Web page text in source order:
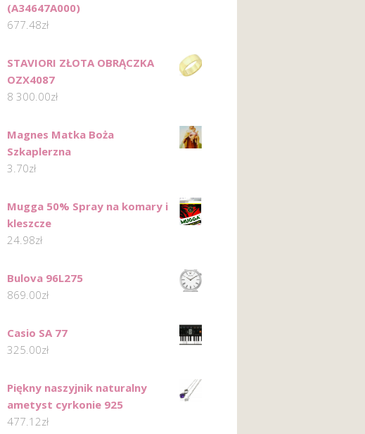
(A34647A000)
677.48zł
STAVIORI ZŁOTA OBRĄCZKA
OZX4087
8 300.00zł
Magnes Matka Boża
Szkaplerzna
3.70zł
Mugga 50% Spray na komary i
kleszcze
24.98zł
Bulova 96L275
869.00zł
Casio SA 77
325.00zł
Piękny naszyjnik naturalny
ametyst cyrkonie 925
477.12zł